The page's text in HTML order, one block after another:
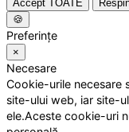
Accept TOATE
🍪
Preferințe
×
Necesare
Cookie-urile necesare
site-ului web, iar site-
ele.Aceste cookie-uri